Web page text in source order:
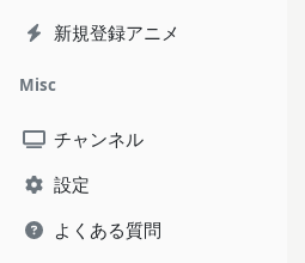
新規登録アニメ
Misc
チャンネル
設定
よくある質問